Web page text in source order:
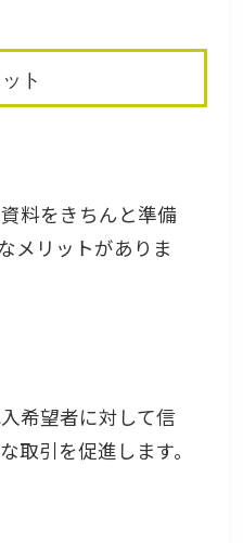
ト
料をきちんと準備
メリットがありま
希望者に対して信
取引を促進します。